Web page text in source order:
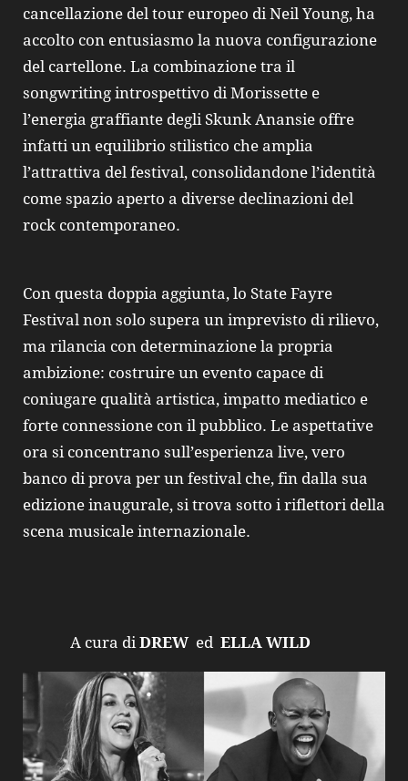
cancellazione del tour europeo di Neil Young, ha
accolto con entusiasmo la nuova configurazione
del cartellone. La combinazione tra il
songwriting introspettivo di Morissette e
l’energia graffiante degli Skunk Anansie offre
infatti un equilibrio stilistico che amplia
l’attrattiva del festival, consolidandone l’identità
come spazio aperto a diverse declinazioni del
rock contemporaneo.
Con questa doppia aggiunta, lo State Fayre
Festival non solo supera un imprevisto di rilievo,
ma rilancia con determinazione la propria
ambizione: costruire un evento capace di
coniugare qualità artistica, impatto mediatico e
forte connessione con il pubblico. Le aspettative
ora si concentrano sull’esperienza live, vero
banco di prova per un festival che, fin dalla sua
edizione inaugurale, si trova sotto i riflettori della
scena musicale internazionale.
A cura di DREW ed ELLA WILD